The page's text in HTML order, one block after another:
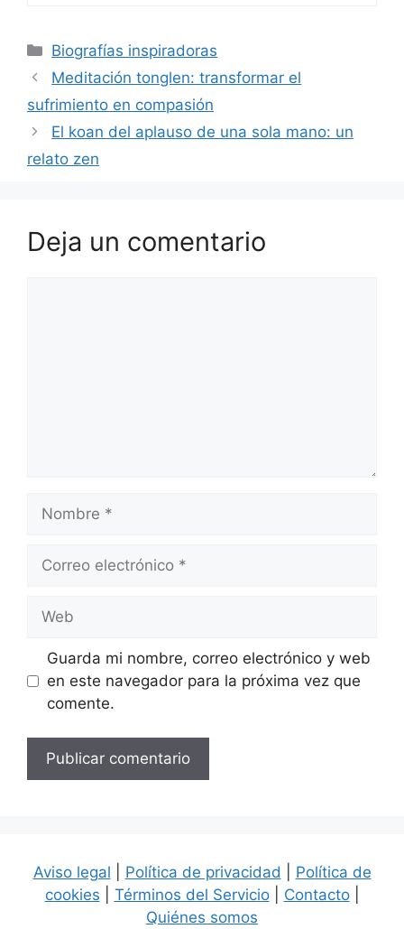
Categorías
Biografías inspiradoras
Meditación tonglen: transformar el
sufrimiento en compasión
El koan del aplauso de una sola mano: un
relato zen
Deja un comentario
electrónico
Guarda mi nombre, correo electrónico y web
en este navegador para la próxima vez que
comente.
Aviso legal Política de privacidad
Política de
cookies
Términos del Servicio| Contacto|
Quiénes somos